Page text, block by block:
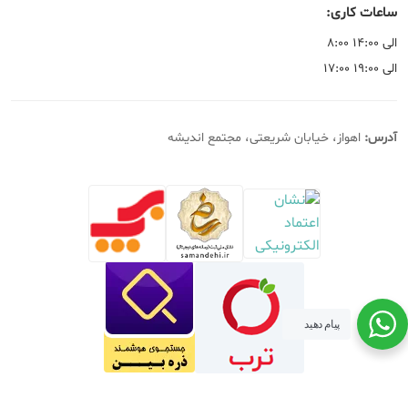
ساعات کاری:
۸:۰۰ الی ۱۴:۰۰
۱۷:۰۰ الی ۱۹:۰۰
آدرس: اهواز، خیابان شریعتی، مجتمع اندیشه
پیام دهید